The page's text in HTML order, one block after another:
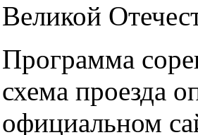
Великой
Программа
схема проезда
официальном